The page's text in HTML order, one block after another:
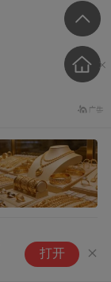
打开